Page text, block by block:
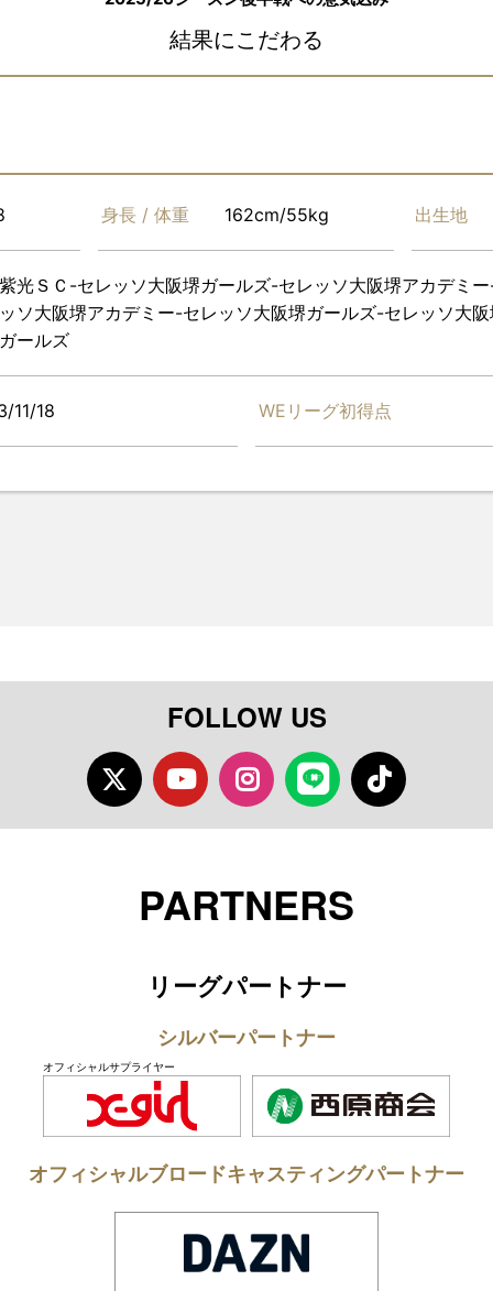
結果にこだわる
身長 / 体重 162cm/55kg 出生地
光ＳＣ-セレッソ大阪堺ガールズ-セレッソ大阪堺アカデミ
ソ大阪堺アカデミー-セレッソ大阪堺ガールズ-セレッソ大
ールズ
11/18 WEリーグ初得点
FOLLOW US
TwitterYoutubeInstagram
LINE TikTok
PARTNERS
リーグパートナー
シルバーパートナー
オフィシャルサプライヤー
オフィシャルブロードキャスティングパートナー